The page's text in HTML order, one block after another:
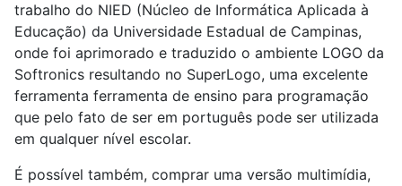
trabalho do NIED (Núcleo de Informática Aplicada à
Educação) da Universidade Estadual de Campinas,
onde foi aprimorado e traduzido o ambiente LOGO da
Softronics resultando no SuperLogo, uma excelente
ferramenta ferramenta de ensino para programação
que pelo fato de ser em português pode ser utilizada
em qualquer nível escolar.
É possível também, comprar uma versão multimídia,